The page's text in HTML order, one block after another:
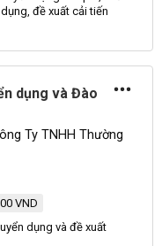
, đề xuất cải tiến
dụng và Đào
Ty TNHH Thường
VND
dụng và đề xuất